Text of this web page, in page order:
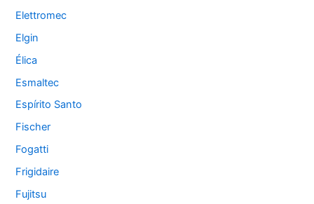
Elettromec
Elgin
Élica
Esmaltec
Espírito Santo
Fischer
Fogatti
Frigidaire
Fujitsu